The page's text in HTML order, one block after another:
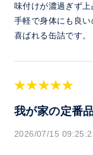
味付けが濃過ぎず上
手軽で身体にも良
喜ばれる缶詰です。
我が家の定番
2026/07/15